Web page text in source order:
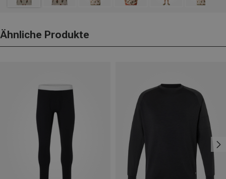
Ähnliche Produkte